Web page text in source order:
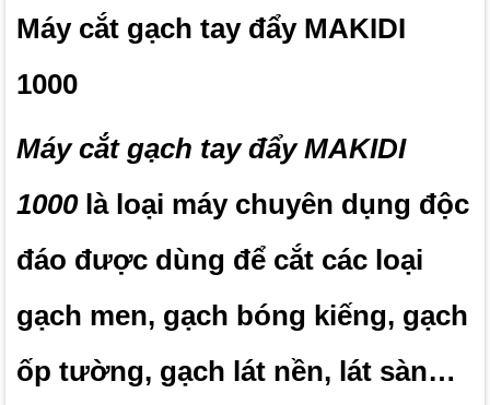
Máy cắt gạch tay đẩy MAKIDI
1000
Máy cắt gạch tay đẩy MAKIDI
1000là loại máy chuyên dụng độc
đáo được dùng để cắt các loại
gạch men, gạch bóng kiếng, gạch
ốp tường, gạch lát nền, lát sàn…